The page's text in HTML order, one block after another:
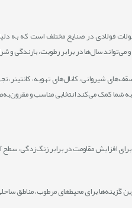
فولادی در صنایع مختلف است که به
شیروانی، کانال‌های تهویه،
به شما کمک می‌کند انتخابی مناسب و
افزایش مقاومت در برابر زنگ‌زدگی،
گزینه‌ها برای محیط‌های مرطوب، مناطق